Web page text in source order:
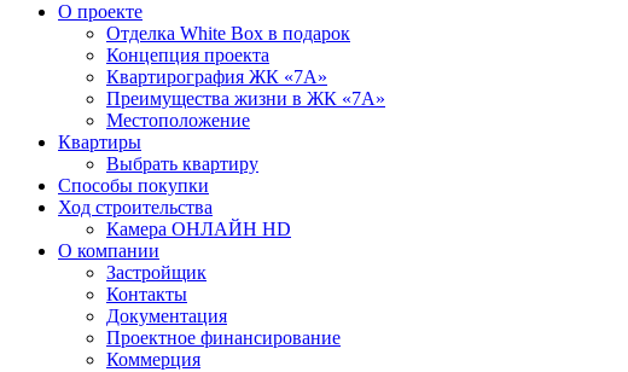
О проекте
Отделка White Box в подарок
Концепция проекта
Квартирография ЖК «7А»
Преимущества жизни в ЖК «7А»
Местоположение
Квартиры
Выбрать квартиру
Способы покупки
Ход строительства
Камера ОНЛАЙН HD
О компании
Застройщик
Контакты
Документация
Проектное финансирование
Коммерция